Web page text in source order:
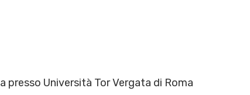
presso Università Tor Vergata di Roma